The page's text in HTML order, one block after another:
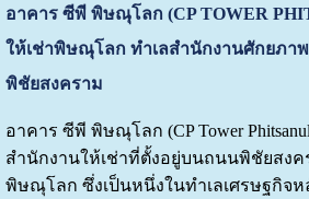
อาคาร ซีพี พิษณุโลก (CP TOWER
ให้เช่าพิษณุโลก ทำเลสำนักงานศักยภา
พิชัยสงคราม
อาคาร ซีพี พิษณุโลก (CP Tower
สำนักงานให้เช่าที่ตั้งอยู่บนถนนพิชัยสงค
พิษณุโลก ซึ่งเป็นหนึ่งในทำเลเศรษฐกิจห